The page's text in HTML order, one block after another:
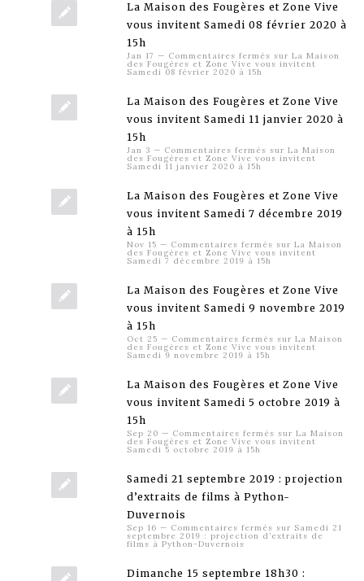
La Maison des Fougères et Zone Vive
vous invitent Samedi 08 février 2020 à
15h
Jan 17 — Commentaires fermés sur La Maison
des Fougères et Zone Vive vous invitent
Samedi 08 février 2020 à 15h
La Maison des Fougères et Zone Vive
vous invitent Samedi 11 janvier 2020 à
15h
Jan 3 — Commentaires fermés sur La Maison
des Fougères et Zone Vive vous invitent
Samedi 11 janvier 2020 à 15h
La Maison des Fougères et Zone Vive
vous invitent Samedi 7 décembre 2019
à 15h
Nov 15 — Commentaires fermés sur La Maison
des Fougères et Zone Vive vous invitent
Samedi 7 décembre 2019 à 15h
La Maison des Fougères et Zone Vive
vous invitent Samedi 9 novembre 2019
à 15h
Oct 25 — Commentaires fermés sur La Maison
des Fougères et Zone Vive vous invitent
Samedi 9 novembre 2019 à 15h
La Maison des Fougères et Zone Vive
vous invitent Samedi 5 octobre 2019 à
15h
Sep 20 — Commentaires fermés sur La Maison
des Fougères et Zone Vive vous invitent
Samedi 5 octobre 2019 à 15h
Samedi 21 septembre 2019 : projection
d’extraits de films à Python-
Duvernois
Sep 16 — Commentaires fermés sur Samedi 21
septembre 2019 : projection d’extraits de
films à Python-Duvernois
Dimanche 15 septembre 18h30 :